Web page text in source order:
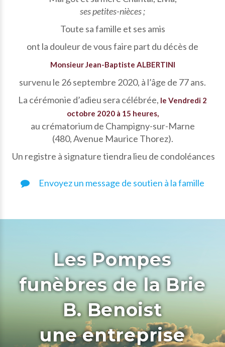
ses petites-nièces ;
Toute sa famille et ses amis
ont la douleur de vous faire part du décès de
Monsieur Jean-Baptiste ALBERTINI
survenu le 26 septembre 2020, à l’âge de 77 ans.
La cérémonie d’adieu sera célébrée, le Vendredi 2
octobre 2020 à 15 heures,
au crématorium de Champigny-sur-Marne
(480, Avenue Maurice Thorez).
Un registre à signature tiendra lieu de condoléances
Envoyez un message de soutien à la famille
Les Pompes
funèbres de la Brie
B. Benoist
une entreprise